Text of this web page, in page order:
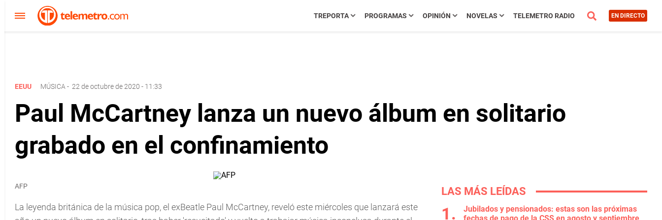
TREPORTA PROGRAMAS OPINIÓN NOVELAS TELEMETRO RADIO EN DIRECTO
EEUU MÚSICA - 22 de octubre de 2020 - 11:33
Paul McCartney lanza un nuevo álbum en solitario
grabado en el confinamiento
AFP
La leyenda británica de la música pop, el exBeatle Paul McCartney, reveló este miércoles que lanzará este
LAS MÁS LEÍDAS
Jubilados y pensionados: estas son las próximas